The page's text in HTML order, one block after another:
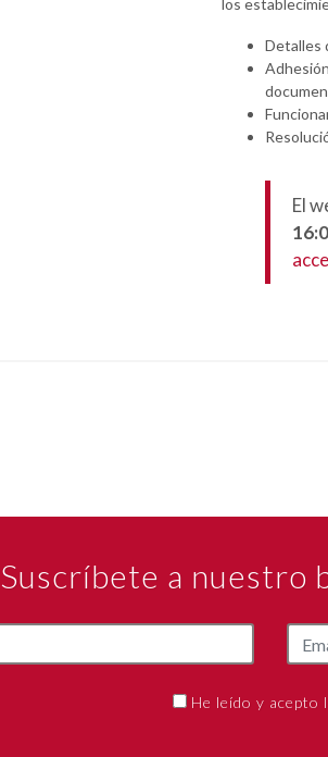
los
Detalles
El
Suscríbete a nuestro
He leído y acepto